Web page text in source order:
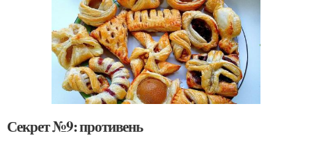
Секрет №9: противень